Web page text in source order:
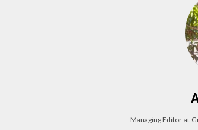
Managing Editor at